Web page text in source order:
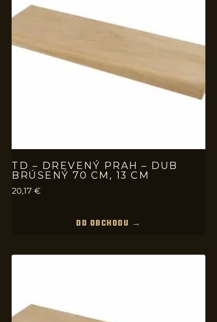
TD – DREVENÝ PRAH – DUB
BRÚSENÝ 70 CM, 13 CM
20,17 €
DO OBCHODU →